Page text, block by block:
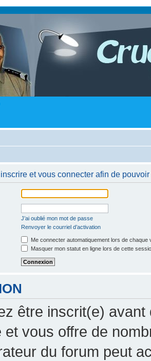
et vous connecter afin de
J’ai oublié mon mot de passe
Renvoyer le courriel d’activation
Me connecter automatiquement lors de chaque
Masquer mon statut en ligne lors de cette
être inscrit(e) avant
et vous offre de
du forum peut